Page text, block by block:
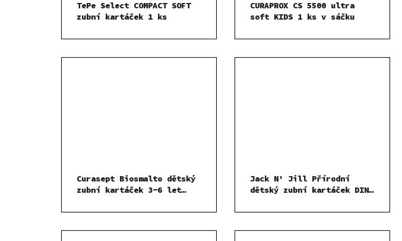
TePe Select COMPACT SOFT
zubní kartáček 1 ks
CURAPROX CS 5500 ultra
soft KIDS 1 ks v sáčku
Curasept Biosmalto dětský
zubní kartáček 3-6 let
Jack N' Jill Přírodní
dětský zubní kartáček DINO